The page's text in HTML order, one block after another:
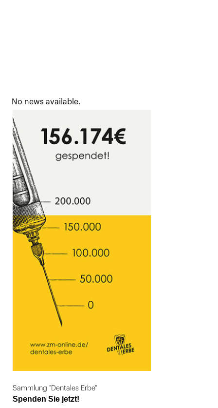
No news available.
Sammlung "Dentales Erbe"
Spenden Sie jetzt!